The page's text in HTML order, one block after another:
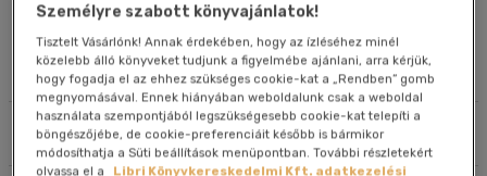
Művei
Szűrés Rendezés
Eladott darabszám szerint növekvő
Cím szerint A-Z
Szerző szerint A-Z
Megjelenítés
Személyre szabott könyvajánlatok!
Tisztelt Vásárlónk! Annak érdekében, hogy az ízléséhez minél
közelebb álló könyveket tudjunk a figyelmébe ajánlani, arra kérjük,
hogy fogadja el az ehhez szükséges cookie-kat a „Rendben” gomb
megnyomásával. Ennek hiányában weboldalunk csak a weboldal
használata szempontjából legszükségesebb cookie-kat telepíti a
böngészőjébe, de cookie-preferenciáit később is bármikor
módosíthatja a Süti beállítások menüpontban. További részletekért
olvassa el a
Libri Könyvkereskedelmi Kft. adatkezelési